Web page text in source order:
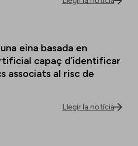
eina basada en
capaç d’identificar
associats al risc de
Llegir la notícia